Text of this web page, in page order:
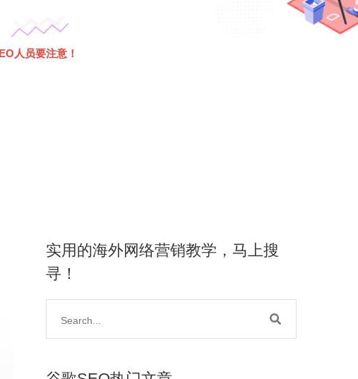
人员要注意！
实用的海外网络营销教学，马上搜
寻！